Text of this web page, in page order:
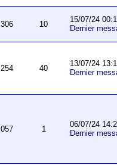
10
15/07/24
Dernier
40
13/07/24
Dernier
1
06/07/24
Dernier